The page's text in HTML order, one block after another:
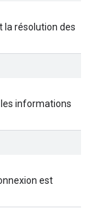
la résolution des
informations
est